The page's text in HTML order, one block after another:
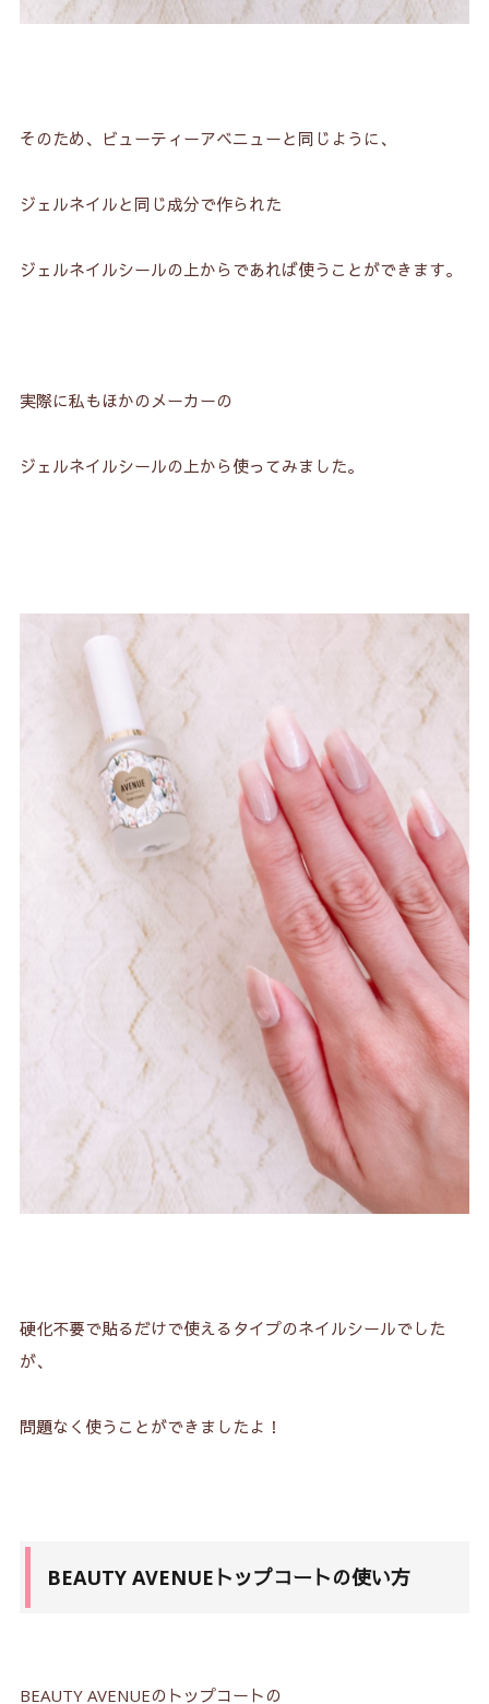
そのため、ビューティーアベニューと同じように、
ジェルネイルと同じ成分で作られた
ジェルネイルシールの上からであれば使うことができます。
実際に私もほかのメーカーの
ジェルネイルシールの上から使ってみました。
硬化不要で貼るだけで使えるタイプのネイルシールでした
が、
問題なく使うことができましたよ！
BEAUTY AVENUEトップコートの使い方
BEAUTY AVENUEのトップコートの